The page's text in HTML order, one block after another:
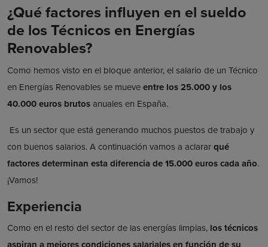
¿Qué factores influyen en el sueldo
de los Técnicos en Energías
Renovables?
Como hemos visto en el bloque anterior, el salario de un Técnico
en Energías Renovables se mueveentre los 25.000 y los
40.000 euros brutosanuales en España.
Es un sector que está generando muchos puestos de trabajo y
con buenos salarios. A continuación vamos a aclararqué
factores determinan esta diferencia de 15.000 euros cada año.
¡Vamos!
Experiencia
Como en el resto del sector de las energías limpias, los técnicos